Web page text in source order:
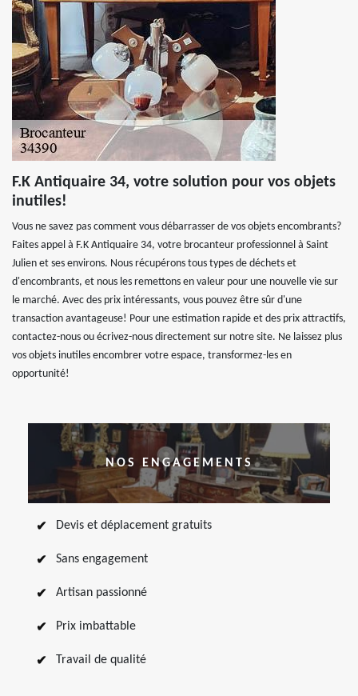
F.K Antiquaire 34, votre solution pour vos objets
inutiles!
Vous ne savez pas comment vous débarrasser de vos objets encombrants?
Faites appel à F.K Antiquaire 34, votre brocanteur professionnel à Saint
Julien et ses environs. Nous récupérons tous types de déchets et
d'encombrants, et nous les remettons en valeur pour une nouvelle vie sur
le marché. Avec des prix intéressants, vous pouvez être sûr d'une
transaction avantageuse! Pour une estimation rapide et des prix attractifs,
contactez-nous ou écrivez-nous directement sur notre site. Ne laissez plus
vos objets inutiles encombrer votre espace, transformez-les en
opportunité!
NOS ENGAGEMENTS
Devis et déplacement gratuits
Sans engagement
Artisan passionné
Prix imbattable
Travail de qualité